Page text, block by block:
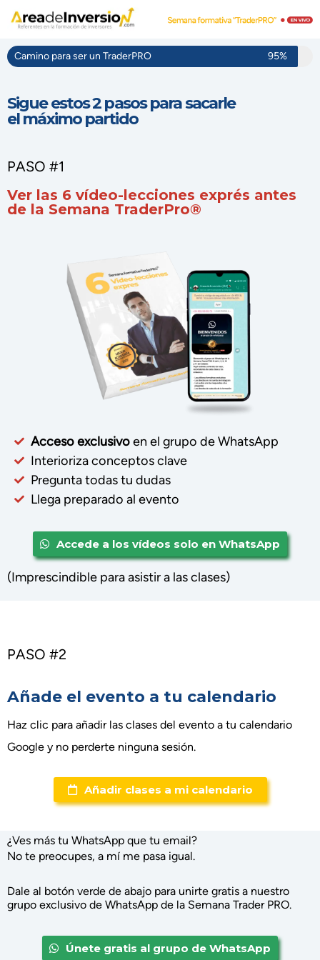
Camino para ser un TraderPRO 95%
Sigue estos 2 pasos para sacarle
el máximo partido
PASO #1
Ver las 6 vídeo-lecciones exprés antes
de la Semana TraderPro®
Acceso exclusivoen el grupo de WhatsApp
Interioriza conceptos clave
Pregunta todas tu dudas
Llega preparado al evento
Accede a los vídeos solo en WhatsApp
(Imprescindible para asistir a las clases)
PASO #2
Añade el evento a tu calendario
Haz clic para añadir las clases del evento a tu calendario
Google y no perderte ninguna sesión.
Añadir clases a mi calendario
¿Ves más tu WhatsApp que tu email?
No te preocupes, a mí me pasa igual.
Dale al botón verde de abajo para unirte gratis a nuestro
grupo exclusivo de WhatsApp de la Semana Trader PRO.
Únete gratis al grupo de WhatsApp